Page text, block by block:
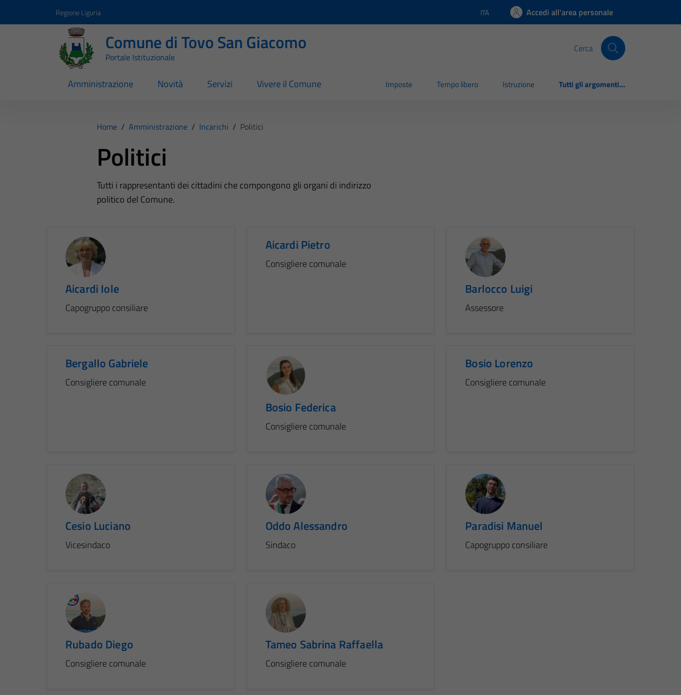
Regione Liguria Lingua attiva:
ITA Accedi all'area personale
Comune di Tovo San Giacomo
Portale Istituzionale
Cerca
Amministrazione Novità Servizi Vivere il Comune Imposte Tempo libero Istruzione Tutti gli argomenti...
Home / Amministrazione / Incarichi / Politici
Politici
Tutti i rappresentanti dei cittadini che compongono gli organi di indirizzo
politico del Comune.
Aicardi Iole
Capogruppo consiliare
Aicardi Pietro
Consigliere comunale
Barlocco Luigi
Assessore
Bergallo Gabriele
Consigliere comunale
Bosio Federica
Consigliere comunale
Bosio Lorenzo
Consigliere comunale
Cesio Luciano
Vicesindaco
Oddo Alessandro
Sindaco
Paradisi Manuel
Capogruppo consiliare
Rubado Diego
Consigliere comunale
Tameo Sabrina Raffaella
Consigliere comunale